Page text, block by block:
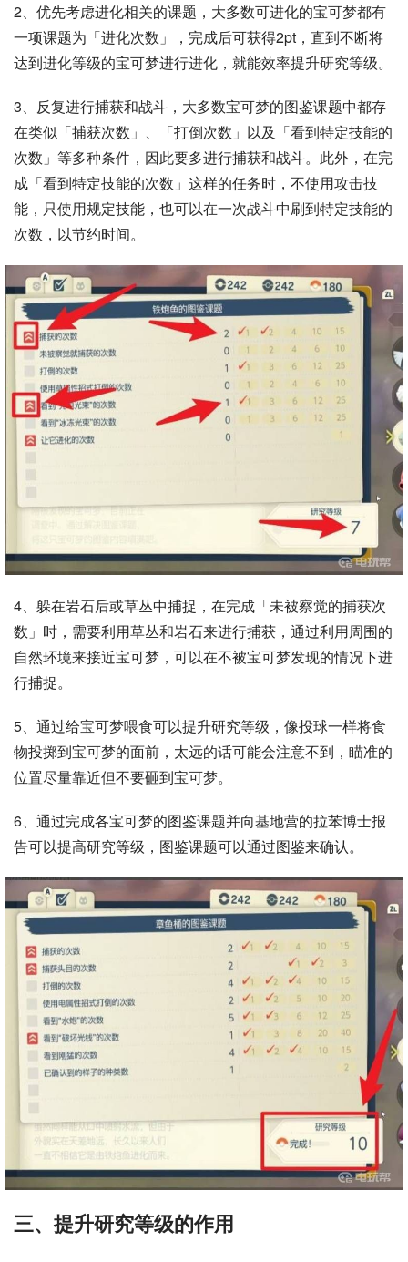
2、优先考虑进化相关的课题，大多数可进化的宝可梦都有
一项课题为「进化次数」，完成后可获得2pt，直到不断将
达到进化等级的宝可梦进行进化，就能效率提升研究等级。
3、反复进行捕获和战斗，大多数宝可梦的图鉴课题中都存
在类似「捕获次数」、「打倒次数」以及「看到特定技能的
次数」等多种条件，因此要多进行捕获和战斗。此外，在完
成「看到特定技能的次数」这样的任务时，不使用攻击技
能，只使用规定技能，也可以在一次战斗中刷到特定技能的
次数，以节约时间。
4、躲在岩石后或草丛中捕捉，在完成「未被察觉的捕获次
数」时，需要利用草丛和岩石来进行捕获，通过利用周围的
自然环境来接近宝可梦，可以在不被宝可梦发现的情况下进
行捕捉。
5、通过给宝可梦喂食可以提升研究等级，像投球一样将食
物投掷到宝可梦的面前，太远的话可能会注意不到，瞄准的
位置尽量靠近但不要砸到宝可梦。
6、通过完成各宝可梦的图鉴课题并向基地营的拉苯博士报
告可以提高研究等级，图鉴课题可以通过图鉴来确认。
三、提升研究等级的作用